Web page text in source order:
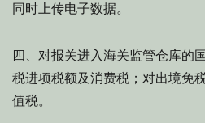
同时上传电子数据。
四、对报关进入海关监管仓库的
税进项税额及消费税；对出境免
值税。